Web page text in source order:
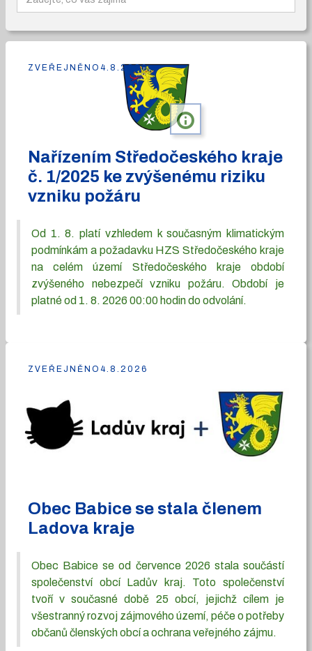
info
Nařízením Středočeského kraje
č. 1/2025 ke zvýšenému riziku
vzniku požáru
Od 1. 8. platí vzhledem k současným klimatickým
podmínkám a požadavku HZS Středočeského kraje
na celém území Středočeského kraje období
zvýšeného nebezpečí vzniku požáru. Období je
platné od 1. 8. 2026 00:00 hodin do odvolání.
ZVEŘEJNĚNO 4.8.2026
Obec Babice se stala členem
Ladova kraje
Obec Babice se od července 2026 stala součástí
společenství obcí Ladův kraj. Toto společenství
tvoří v současné době 25 obcí, jejichž cílem je
všestranný rozvoj zájmového území, péče o potřeby
občanů členských obcí a ochrana veřejného zájmu.
ZVEŘEJNĚNO 4.8.2026